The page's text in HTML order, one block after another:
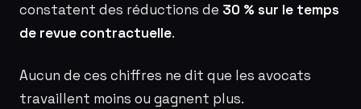
constatent des réductions de 30 % sur le temps
de revue contractuelle.
Aucun de ces chiffres ne dit que les avocats
travaillent moins ou gagnent plus.